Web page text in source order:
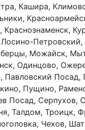
Кашира,
Краснознаменск,
Можайск,
Одинцово,
Павловский Посад,
Пущино,
Посад, Серпухов,
Талдом, Троицк,
Чехов,